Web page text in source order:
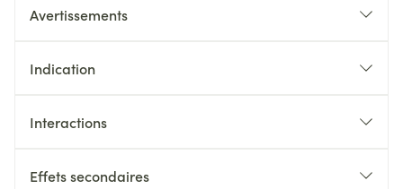
Avertissements
Indication
Interactions
Effets secondaires